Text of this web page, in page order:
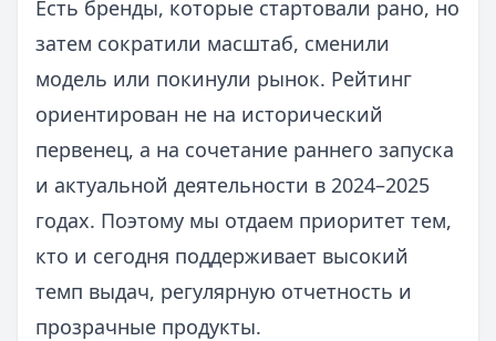
Есть бренды, которые стартовали рано, но
затем сократили масштаб, сменили
модель или покинули рынок. Рейтинг
ориентирован не на исторический
первенец, а на сочетание раннего запуска
и актуальной деятельности в 2024–2025
годах. Поэтому мы отдаем приоритет тем,
кто и сегодня поддерживает высокий
темп выдач, регулярную отчетность и
прозрачные продукты.